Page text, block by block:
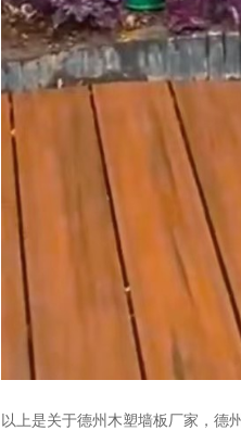
以上是关于德州木塑墙板厂家，德